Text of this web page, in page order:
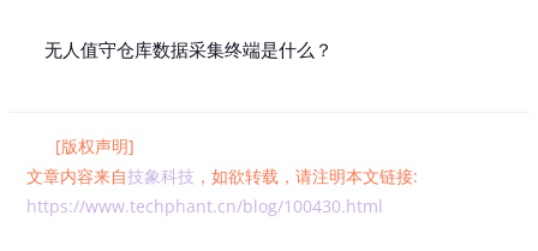
无人值守仓库数据采集终端是什么？
[版权声明]
文章内容来自技象科技 ，如欲转载，请注明本文链接:
https://www.techphant.cn/blog/100430.html